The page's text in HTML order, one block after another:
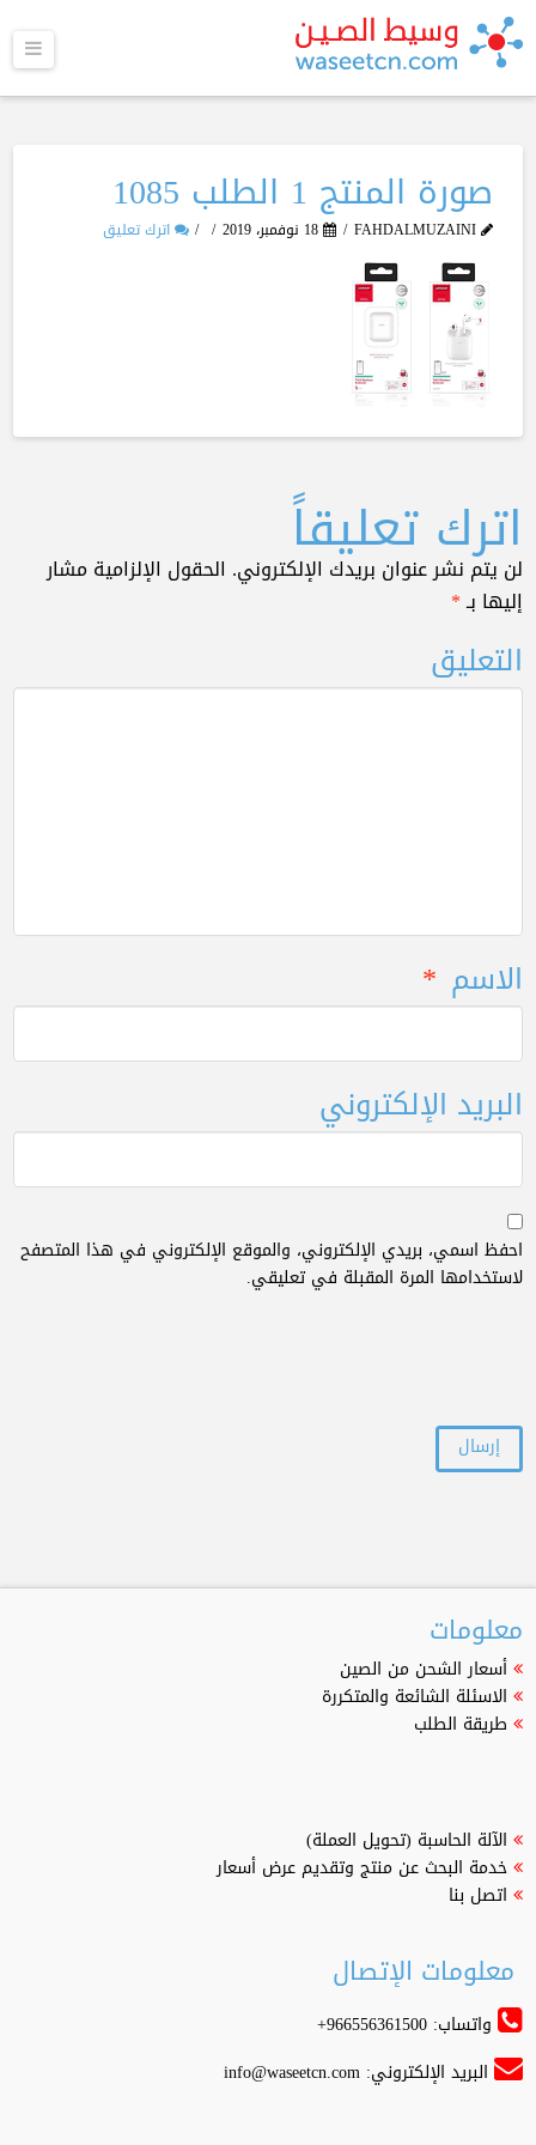
صورة المنتج 1 الطلب 1085
FAHDALMUZAINI 18 نوفمبر، 2019 اترك تعليق
اترك تعليقاً
لن يتم نشر عنوان بريدك الإلكتروني. الحقول الإلزامية مشار
إليها بـ*
التعليق
الاسم *
البريد الإلكتروني
احفظ اسمي، بريدي الإلكتروني، والموقع الإلكتروني في هذا المتصفح
لاستخدامها المرة المقبلة في تعليقي.
معلومات
أسعار الشحن من الصين
الاسئلة الشائعة والمتكررة
طريقة الطلب
الآلة الحاسبة (تحويل العملة)
خدمة البحث عن منتج وتقديم عرض أسعار
اتصل بنا
معلومات الإتصال
واتساب: 966556361500+
البريد الإلكتروني:info@waseetcn.com